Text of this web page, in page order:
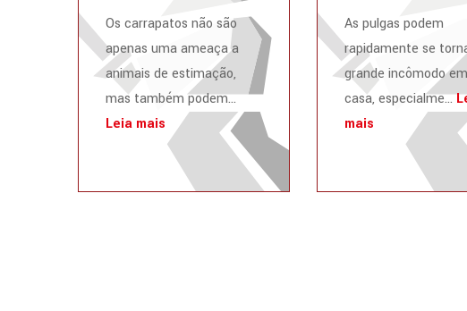
Os carrapatos não são
apenas uma ameaça a
animais de estimação,
mas também podem...
Leia mais
As pulgas podem
rapidamente se
grande incômodo
casa, especialme...
mais